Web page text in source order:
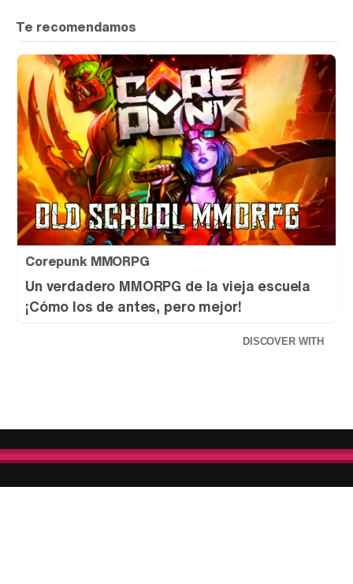
Corepunk MMORPG
Un verdadero MMORPG de la vieja escuela
¡Cómo los de antes, pero mejor!
DISCOVER WITH